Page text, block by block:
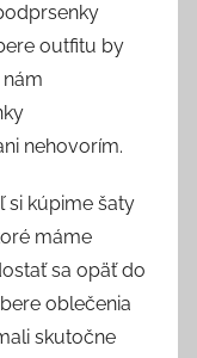
outfitu by
nehovorím.
si kúpime šaty
máme
sa opäť do
oblečenia
skutočne